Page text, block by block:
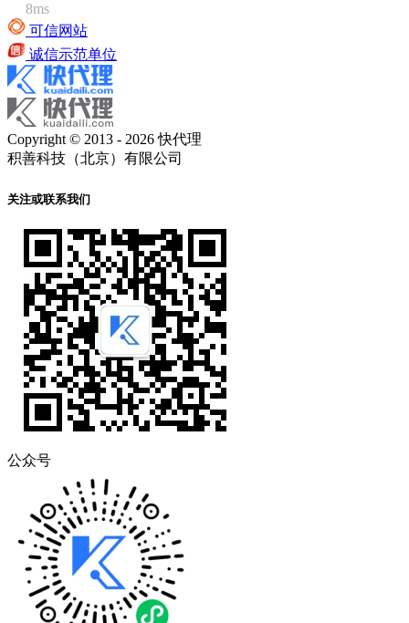
8ms
可信网站
诚信示范单位
Copyright © 2013 - 2026 快代理
积善科技（北京）有限公司
关注或联系我们
公众号